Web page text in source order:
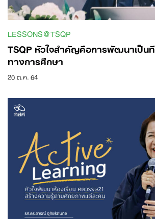
LESSONS@TSQP
TSQP หัวใจสำคัญคือการพัฒนาเป็น
ทางการศึกษา
20 ต.ค. 64